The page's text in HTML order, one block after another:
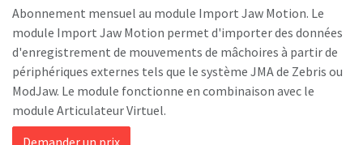
Abonnement mensuel au module Import Jaw Motion. Le
module Import Jaw Motion permet d'importer des données
d'enregistrement de mouvements de mâchoires à partir de
périphériques externes tels que le système JMA de Zebris ou
ModJaw. Le module fonctionne en combinaison avec le
module Articulateur Virtuel.